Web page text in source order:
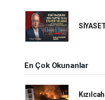
En Çok Okunanlar